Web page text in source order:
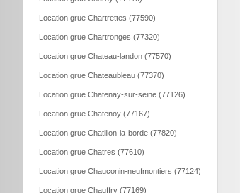
Location grue Chartrettes (77590)
Location grue Chartronges (77320)
Location grue Chateau-landon (77570)
Location grue Chateaubleau (77370)
Location grue Chatenay-sur-seine (77126)
Location grue Chatenoy (77167)
Location grue Chatillon-la-borde (77820)
Location grue Chatres (77610)
Location grue Chauconin-neufmontiers (77124)
Location grue Chauffry (77169)